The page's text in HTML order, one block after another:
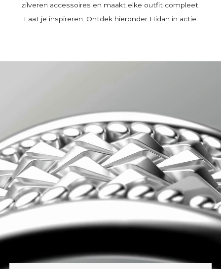
zilveren accessoires en maakt elke outfit compleet.
Laat je inspireren. Ontdek hieronder Hidan in actie.